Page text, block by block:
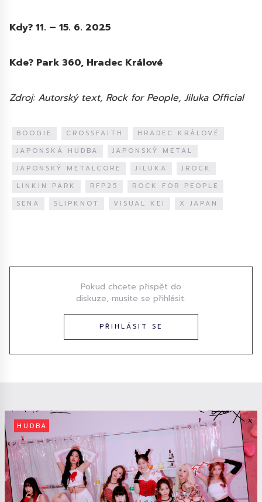
Kdy? 11. – 15. 6. 2025
Kde? Park 360, Hradec Králové
Zdroj: Autorský text, Rock for People, Jiluka Official
BOOGIE CROSSFAITH
HRADEC KRÁLOVÉ
JAPONSKÁ HUDBA
JAPONSKÝ METAL
JAPONSKÝ METALCORE
JILUKA
JROCK
LINKIN PARK
RFP25
ROCK FOR PEOPLE
SENA
SLIPKNOT VISUAL KEI X JAPAN
Pokud chcete přispět do
diskuze, musíte se přihlásit.
PŘIHLÁSIT SE
HUDBA